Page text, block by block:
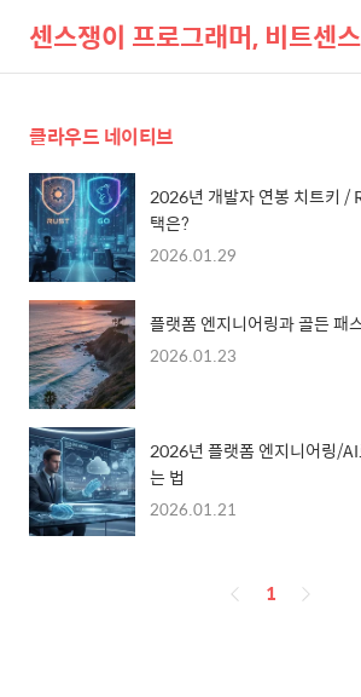
센스쟁이 프로그래머, 비트센스
클라우드 네이티브
2026년 개발자 연봉 치트키 /
택은?
2026.01.29
플랫폼 엔지니어링과 골든 패
2026.01.23
2026년 플랫폼 엔지니어링/
는 법
2026.01.21
페
1